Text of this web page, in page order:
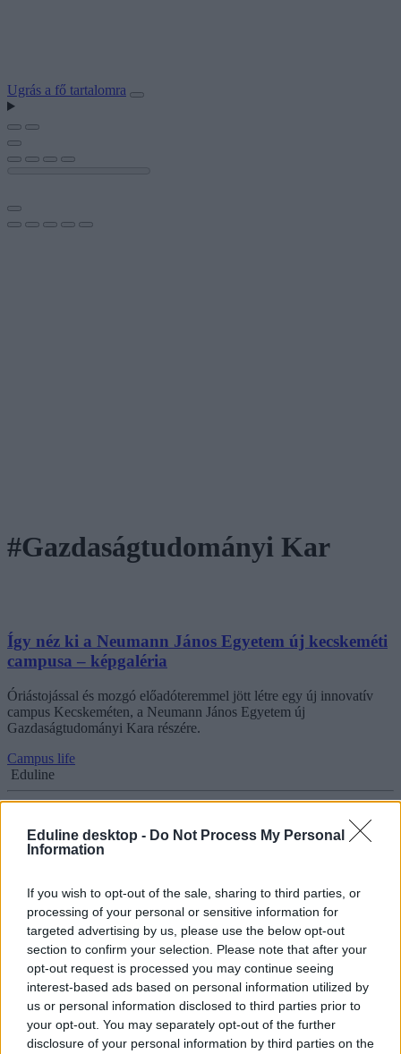
Eduline desktop - Do Not Process My Personal
Information
If you wish to opt-out of the sale, sharing to third parties, or
processing of your personal or sensitive information for
targeted advertising by us, please use the below opt-out
section to confirm your selection. Please note that after your
opt-out request is processed you may continue seeing
interest-based ads based on personal information utilized by
us or personal information disclosed to third parties prior to
your opt-out. You may separately opt-out of the further
disclosure of your personal information by third parties on the
Ugrás a fő tartalomra
#Gazdaságtudományi Kar
Így néz ki a Neumann János Egyetem új kecskeméti
campusa – képgaléria
Óriástojással és mozgó előadóteremmel jött létre egy új innovatív
campus Kecskeméten, a Neumann János Egyetem új
Gazdaságtudományi Kara részére.
Campus life
Eduline
Ettől a naptól retteg sok egyetemista: mikor kell
Egyre közeledik a szakdolgozatok leadási határideje. A dátumok
nemcsak egyetemenként, hanem karonként is eltérnek. Megnéztük,
hogy egyes egyetemek gazdaságtudományi karain mi a végső
Felsőoktatás
Eduline